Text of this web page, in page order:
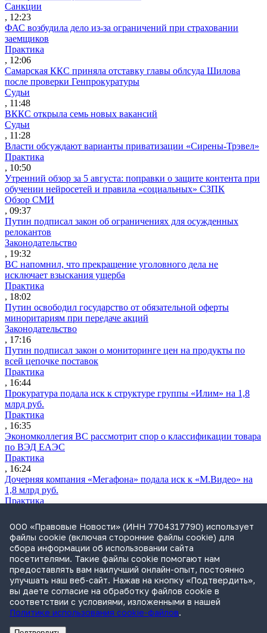
Санкции
, 12:23
ФАС возбудила дело из-за ограничений при страховании
заемщиков
Практика
, 12:06
Самарская ККС приняла отставку главы облсуда Шилова
после проверки Генпрокуратуры
Судьи
, 11:48
ВККС открыла семь новых вакансий
Судьи
, 11:28
Власти обсуждают варианты приватизации «Сирены-Трэвел»
Практика
, 10:50
Утренний обзор за 5 августа: поправки о защите контента при
обучении нейросетей и правила «социальных» СЗПК
Обзор СМИ
, 09:37
Путин подписал закон об ограничениях для осужденных
релокантов
Законодательство
, 19:32
ВС напомнил, что прекращение уголовного дела не
исключает взыскания ущерба
Практика
, 18:02
Путин освободил государство от обязательной оферты
миноритариям при передаче акций
Законодательство
, 17:16
Путин подписал закон о мониторинге цен на продукты по
всей цепочке поставок
Практика
, 16:44
Прокуратура подала иск к структуре группы «Илим» на 1,8
млрд руб.
Практика
, 16:35
Экономколлегия ВС рассмотрит спор о классификации товара
по ВЭД ЕАЭС
Практика
, 16:24
Дочерняя компания «Мегафона» подала иск к «М.Видео» на
1,8 млрд руб.
Практика
СИП проверит отмену патента на систему управления
устройствами после возражений «Яндекса»
Практика
, 15:17
Суды 10 стран рассматривают иски российской «дочки»
Google о возврате дивидендов
Международная практика
, 14:09
ООО «Правовые Новости» (ИНН 7704317790) использует
файлы cookie (включая сторонние файлы cookie) для
сбора информации об использовании сайта
посетителями. Такие файлы cookie помогают нам
предоставлять вам наилучший онлайн-опыт, постоянно
улучшать наш веб-сайт. Нажав на кнопку «Подтвердить»,
вы даете согласие на обработку файлов cookie в
соответствии с условиями, изложенными в нашей
Политике использования cookie-файлов.